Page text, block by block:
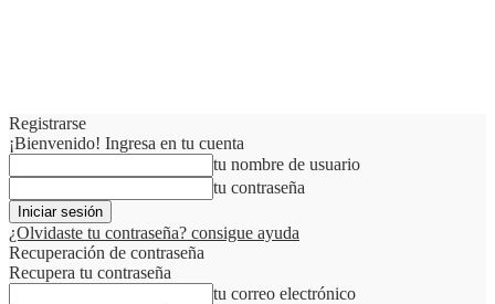
Registrarse
¡Bienvenido! Ingresa en tu cuenta
tu nombre de usuario
tu contraseña
¿Olvidaste tu contraseña? consigue ayuda
Recuperación de contraseña
Recupera tu contraseña
tu correo electrónico